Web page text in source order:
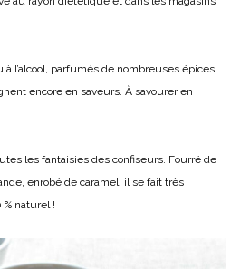
à l’alcool, parfumés de nombreuses épices
encore en saveurs. À savourer en
les fantaisies des confiseurs. Fourré de
enrobé de caramel, il se fait très
naturel !